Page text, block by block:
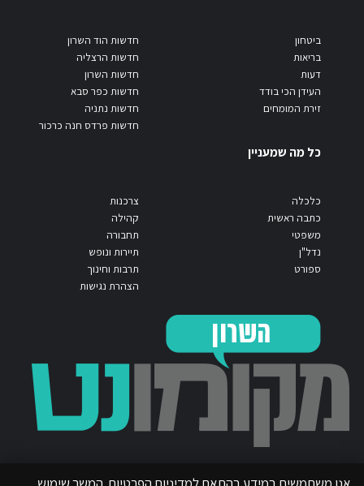
ביטחון
בריאות
דעות
העידן הכי בודד
זירת המומחים
חדשות הוד השרון
חדשות הרצליה
חדשות השרון
חדשות כפר סבא
חדשות נתניה
חדשות פרדס חנה כרכור
כל מה שמעניין
כלכלה
כתבה ראשית
משפטי
נדל"ן
ספורט
צרכנות
קהילה
תחבורה
תיירות ונופש
תרבות וחינוך
הצהרת נגישות